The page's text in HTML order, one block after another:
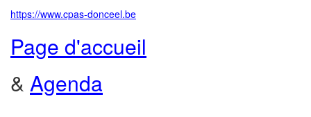
https://www.cpas-donceel.be
Page d'accueil
& Agenda